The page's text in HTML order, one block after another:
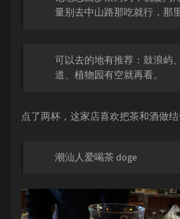
量别去中山路那吃就行，那
可以去的地有推荐：鼓浪屿
道、植物园有空就再看。
点了两杯，这家店喜欢把茶和酒做结
潮汕人爱喝茶 doge